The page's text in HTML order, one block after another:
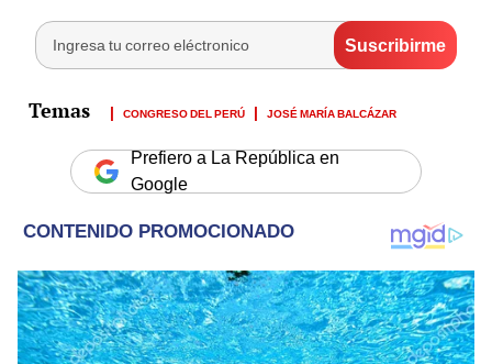
CONGRESO DEL PERÚ JOSÉ MARÍA BALCÁZAR
Prefiero a La República en
Google